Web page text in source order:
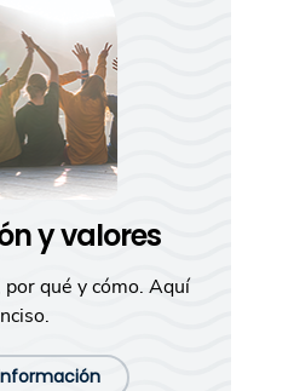
y valores
por qué y cómo. Aquí